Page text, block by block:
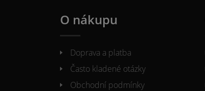
O nákupu
Doprava a platba
Často kladené otázky
Obchodní podmínky